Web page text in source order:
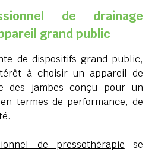
de drainage
grand public
de dispositifs grand public,
à choisir un appareil de
des jambes conçu pour un
termes de performance, de
de pressothérapie se